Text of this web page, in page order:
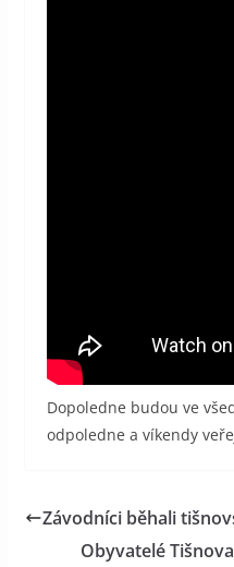
Dopoledne budou ve
odpoledne a víkendy
Závodníci běhali
Obyvatelé